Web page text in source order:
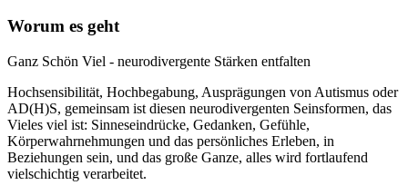
Worum es geht
Ganz Schön Viel - neurodivergente Stärken entfalten
Hochsensibilität, Hochbegabung, Ausprägungen von Autismus oder
AD(H)S, gemeinsam ist diesen neurodivergenten Seinsformen, das
Vieles viel ist: Sinneseindrücke, Gedanken, Gefühle,
Körperwahrnehmungen und das persönliches Erleben, in
Beziehungen sein, und das große Ganze, alles wird fortlaufend
vielschichtig verarbeitet.